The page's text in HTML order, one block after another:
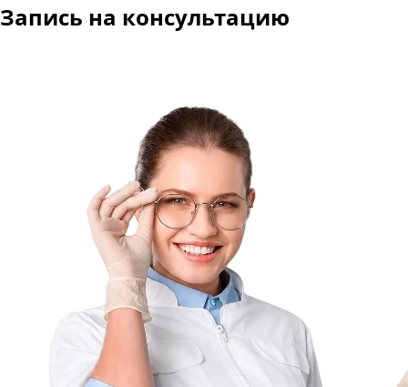
Запись на консультацию